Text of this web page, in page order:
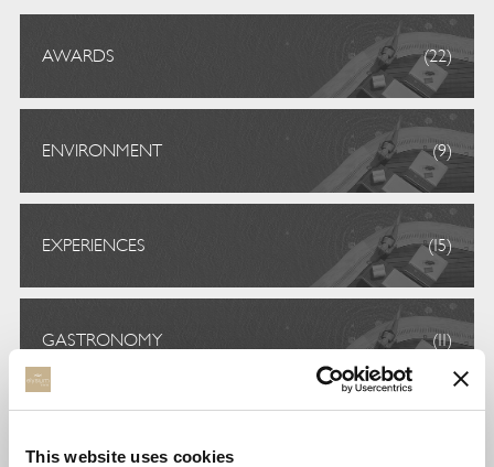
This website uses cookies
AWARDS (22)
ENVIRONMENT (9)
EXPERIENCES (15)
GASTRONOMY (11)